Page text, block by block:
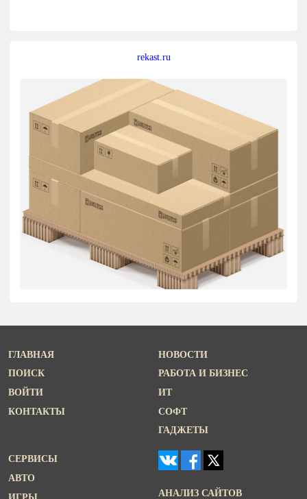
rekast.ru
ГЛАВНАЯ
ПОИСК
ВОЙТИ
КОНТАКТЫ
НОВОСТИ
РАБОТА И БИЗНЕС
ИТ
СОФТ
ГАДЖЕТЫ
СЕРВИСЫ
АВТО
ИГРЫ
АНАЛИЗ САЙТОВ